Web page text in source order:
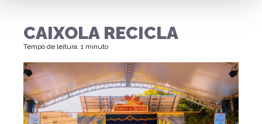
Publicar no Facebook
Publicar no X
CAIXOLA RECICLA
Tempo de leitura: 1 minuto